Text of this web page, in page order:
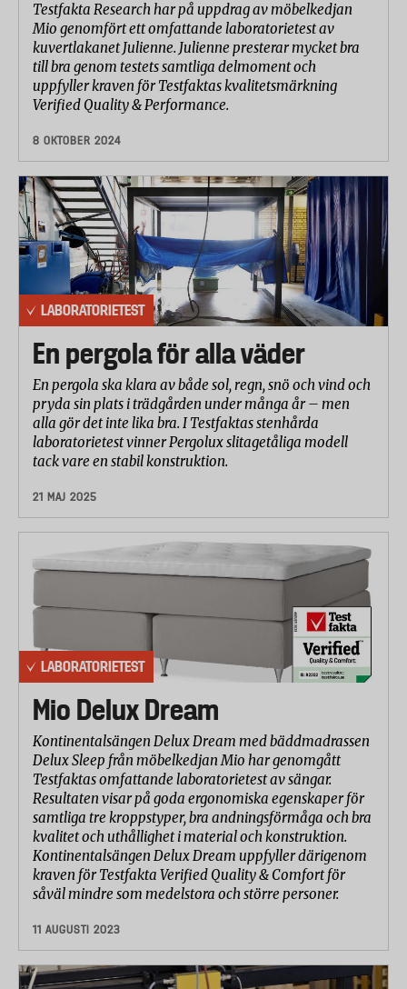
Testfakta Research har på uppdrag av möbelkedjan
Mio genomfört ett omfattande laboratorietest av
kuvertlakanet Julienne. Julienne presterar mycket bra
till bra genom testets samtliga delmoment och
uppfyller kraven för Testfaktas kvalitetsmärkning
Verified Quality & Performance.
8 OKTOBER 2024
LABORATORIETEST
En pergola för alla väder
En pergola ska klara av både sol, regn, snö och vind och
pryda sin plats i trädgården under många år – men
alla gör det inte lika bra. I Testfaktas stenhårda
laboratorietest vinner Pergolux slitagetåliga modell
tack vare en stabil konstruktion.
21 MAJ 2025
LABORATORIETEST
Mio Delux Dream
Kontinentalsängen Delux Dream med bäddmadrassen
Delux Sleep från möbelkedjan Mio har genomgått
Testfaktas omfattande laboratorietest av sängar.
Resultaten visar på goda ergonomiska egenskaper för
samtliga tre kroppstyper, bra andningsförmåga och bra
kvalitet och uthållighet i material och konstruktion.
Kontinentalsängen Delux Dream uppfyller därigenom
kraven för Testfakta Verified Quality & Comfort för
såväl mindre som medelstora och större personer.
11 AUGUSTI 2023